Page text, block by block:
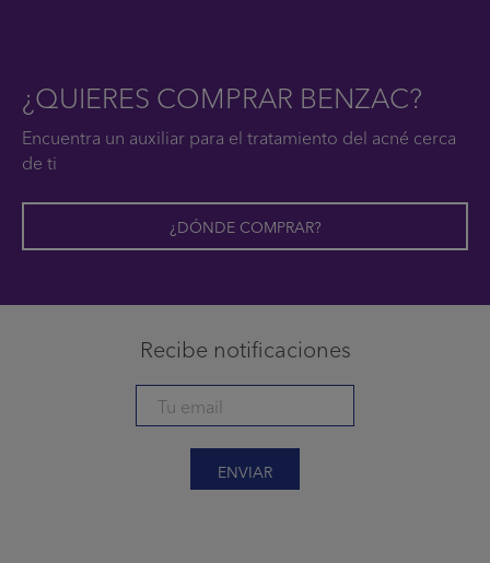
¿QUIERES COMPRAR BENZAC?
Encuentra un auxiliar para el tratamiento del acné cerca
de ti
¿DÓNDE COMPRAR?
Recibe notificaciones
ENVIAR